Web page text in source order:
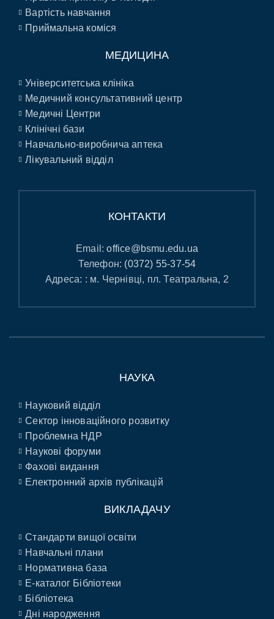
Вартість навчання
Приймальна коміся
МЕДИЦИНА
Університетська клініка
Медичний консультативний центр
Медичні Центри
Клінічні бази
Навчально-виробнича аптека
Лікувальний відділ
КОНТАКТИ
Email:office@bsmu.edu.ua
Телефон: (0372) 55-37-54
Адреса: : м. Чернівці, пл. Театральна, 2
НАУКА
Науковий відділ
Сектор інноваційного розвитку
Проблемна НДР
Наукові форуми
Фахові видання
Електронний архів публікацій
ВИКЛАДАЧУ
Стандарти вищої освіти
Навчальні плани
Нормативна база
E-каталог Бібліотеки
Бібліотека
Дні народження